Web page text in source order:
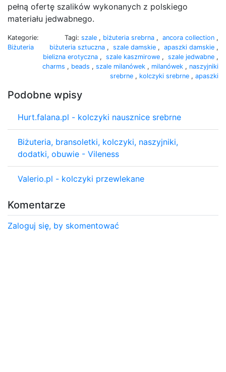
pełną ofertę szalików wykonanych z polskiego
materiału jedwabnego.
Kategorie:
Biżuteria
Tagi: szale , biżuteria srebrna , ancora collection ,
biżuteria sztuczna , szale damskie , apaszki damskie ,
bielizna erotyczna , szale kaszmirowe , szale jedwabne ,
charms , beads , szale milanówek , milanówek , naszyjniki
srebrne , kolczyki srebrne , apaszki
Podobne wpisy
Hurt.falana.pl - kolczyki nausznice srebrne
Biżuteria, bransoletki, kolczyki, naszyjniki,
dodatki, obuwie - Vileness
Valerio.pl - kolczyki przewlekane
Komentarze
Zaloguj się, by skomentować